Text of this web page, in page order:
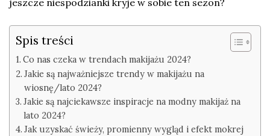
Spis treści
Co nas czeka w trendach makijażu 2024?
Jakie są najważniejsze trendy w makijażu na
wiosnę/lato 2024?
Jakie są najciekawsze inspiracje na modny makijaż na
lato 2024?
Jak uzyskać świeży, promienny wygląd i efekt mokrej